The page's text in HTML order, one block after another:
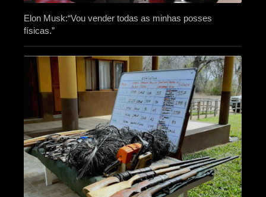
Elon Musk:“Vou vender todas as minhas posses
físicas.”